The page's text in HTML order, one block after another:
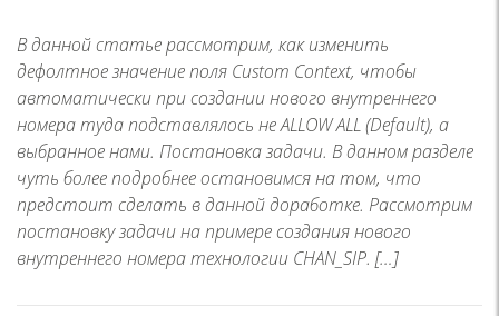
В данной статье рассмотрим, как изменить
дефолтное значение поля Custom Context, чтобы
автоматически при создании нового внутреннего
номера туда подставлялось не ALLOW ALL (Default), а
выбранное нами. Постановка задачи. В данном разделе
чуть более подробнее остановимся на том, что
предстоит сделать в данной доработке. Рассмотрим
постановку задачи на примере создания нового
внутреннего номера технологии CHAN_SIP. […]